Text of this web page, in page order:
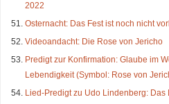
2022
Osternacht: Das Fest ist noch nicht
Videoandacht: Die Rose von Jericho
Predigt zur Konfirmation: Glaube im
Lebendigkeit (Symbol: Rose von
Lied-Predigt zu Udo Lindenberg: